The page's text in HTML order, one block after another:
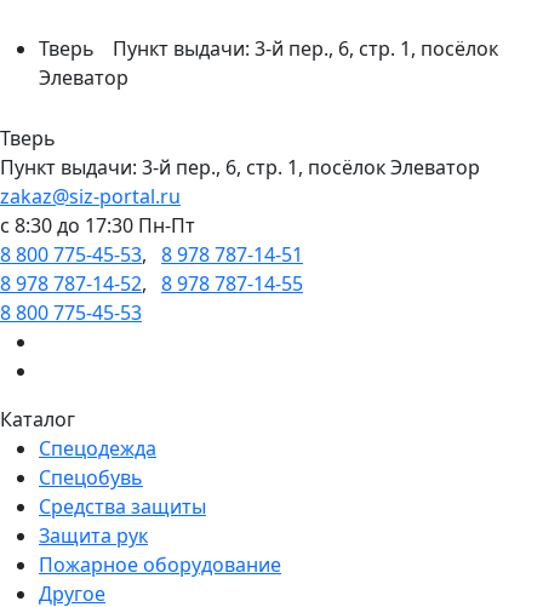
Тверь
Пункт выдачи: 3-й пер., 6, стр. 1, посёлок
Элеватор
Тверь
Пункт выдачи: 3-й пер., 6, стр. 1, посёлок Элеватор
zakaz@siz-portal.ru
c 8:30 до 17:30 Пн-Пт
8 800 775-45-53, 8 978 787-14-51
8 978 787-14-52, 8 978 787-14-55
8 800 775-45-53
Каталог
Спецодежда
Спецобувь
Средства защиты
Защита рук
Пожарное оборудование
Другое